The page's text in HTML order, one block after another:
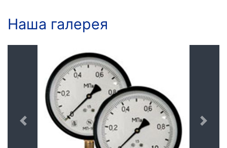
Наша галерея
Предыдущая